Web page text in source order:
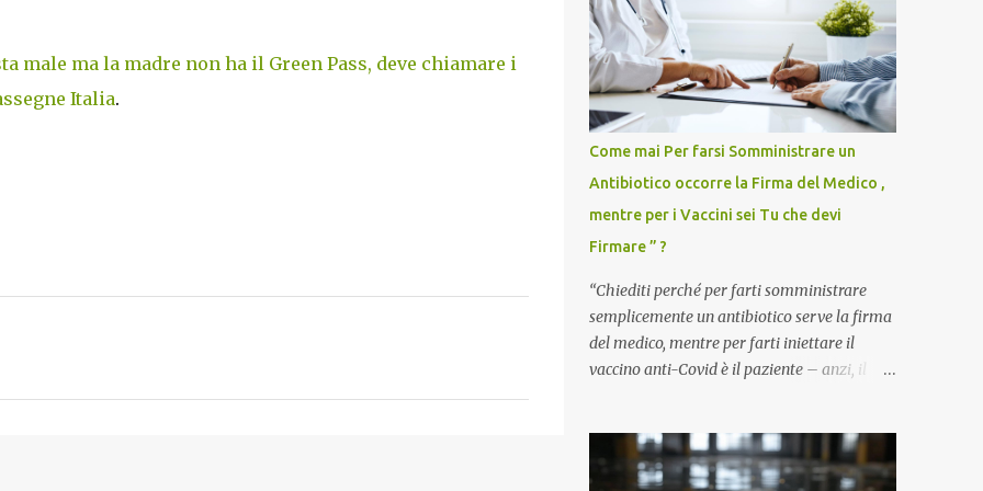
male ma la madre non ha il Green Pass, deve chiamare i
Italia.
Come mai Per farsi Somministrare un
Antibiotico occorre la Firma del Medico ,
mentre per i Vaccini sei Tu che devi
Firmare ” ?
“Chiediti perché per farti somministrare
semplicemente un antibiotico serve la firma
del medico, mentre per farti iniettare il
vaccino anti-Covid è il paziente – anzi, il
domanda tanto semplice quanto devastante
quella posta dal dottor Andrea Stramezzi,